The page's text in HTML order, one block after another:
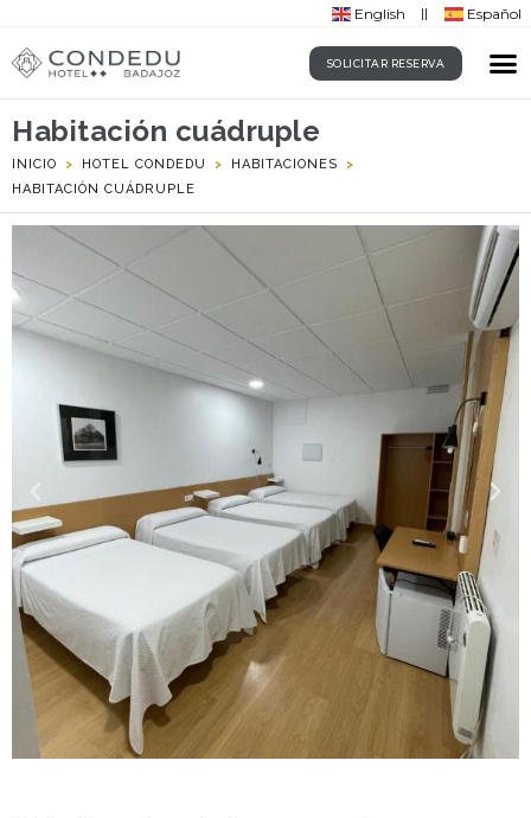
English Español
SOLICITAR RESERVA
Habitación cuádruple
INICIO > HOTEL CONDEDU > HABITACIONES
>
HABITACIÓN CUÁDRUPLE